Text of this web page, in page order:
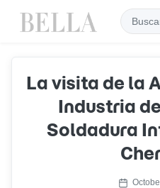
La visita de la
Industria
Soldadura